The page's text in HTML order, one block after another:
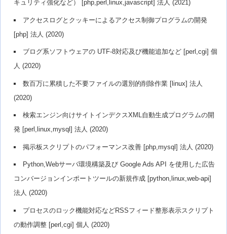
キュリティ強化など） [php,perl,linux,javascript] 法人 (2021)
アクセスログとクッキーによるアクセス制御プログラムの開発
[php] 法人 (2020)
ブログ系ソフトウェアの UTF-8対応及び機能追加など [perl,cgi] 個
人 (2020)
数百万に累積した不要ファイルの選別的削除作業 [linux] 法人
(2020)
検索エンジン向けサイトインデクスXML自動生成プログラムの開
発 [perl,linux,mysql] 法人 (2020)
掲示板スクリプトのパフォーマンス改善 [php,mysql] 法人 (2020)
Python,Webサーバ環境構築及び Google Ads API を使用した広告
コンバージョンインポートツールの新規作成 [python,linux,web-api]
法人 (2020)
プロセスのロック機能対応などRSSフィード整形表示スクリプト
の動作調整 [perl,cgi] 個人 (2020)